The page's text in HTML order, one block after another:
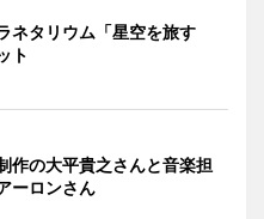
ネタリウム「星空を旅す
ト
作の大平貴之さんと音楽担
ーロンさん